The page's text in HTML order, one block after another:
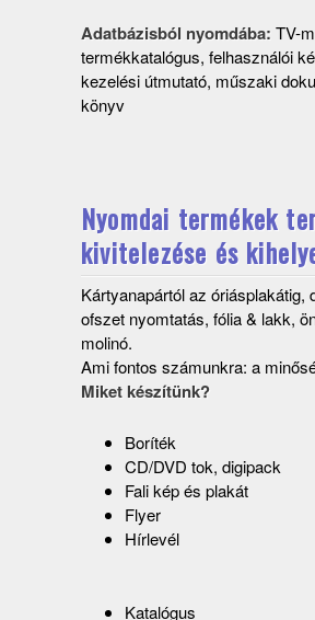
Adatbázisból nyomdába: TV-
termékkatalógus, felhasználói
kezelési útmutató, műszaki
könyv
Nyomdai termékek
kivitelezése és
Kártyanapártól az óriásplakátig,
ofszet nyomtatás, fólia & lakk,
molinó.
Ami fontos számunkra: a
Miket készítünk?
Boríték
CD/DVD tok, digipack
Fali kép és plakát
Flyer
Hírlevél
Katalógus